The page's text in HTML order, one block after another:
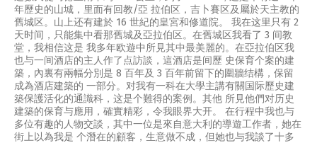
年歷史的山城，里面有回教/亞 拉伯区，吉卜賽区及屬於天主教的
舊城区。山上还有建於 16 世紀的皇宮和修道院。 我在这里只有 2
天时间，只能集中看那舊城及亞拉伯区。在舊城区我看了 3 间教
堂，我相信这是 我多年欧遊中所見其中最美麗的。在亞拉伯区我
也与一间酒店的主人作了点訪談，這酒店是间歷 史保育个案的建
築，內裏有兩幅分別是 8 百年及 3 百年前留下的圍牆结構，保留
成為酒店建築的 一部分。对我有一科在大學主講有關国际歷史建
築保護活化的通識科，这是个難得的案例。其他 所見他們对历史
建築的保育与應用，確實精彩，令我眼界大开。 在行程中我也与
多位有趣的人物交談，其中一位是來自意大利的導遊工作者，她在
街上以為我是 个潛在的顧客，生意做不成，但她也与我談了十多